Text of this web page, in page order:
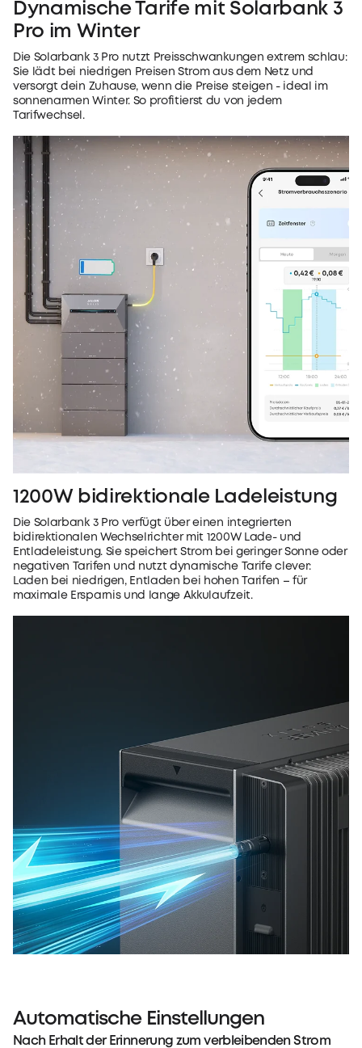
Dynamische Tarife mit Solarbank 3
Pro im Winter
Die Solarbank 3 Pro nutzt Preisschwankungen extrem schlau:
Sie lädt bei niedrigen Preisen Strom aus dem Netz und
versorgt dein Zuhause, wenn die Preise steigen - ideal im
sonnenarmen Winter. So profitierst du von jedem
Tarifwechsel.
1200W bidirektionale Ladeleistung
Die Solarbank 3 Pro verfügt über einen integrierten
bidirektionalen Wechselrichter mit 1200W Lade- und
Entladeleistung. Sie speichert Strom bei geringer Sonne oder
negativen Tarifen und nutzt dynamische Tarife clever:
Laden bei niedrigen, Entladen bei hohen Tarifen – für
maximale Ersparnis und lange Akkulaufzeit.
Automatische Einstellungen
Nach Erhalt der Erinnerung zum verbleibenden Strom